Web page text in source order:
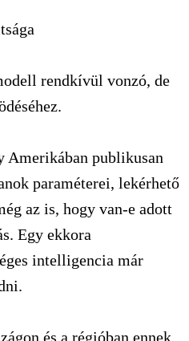
rendkívül vonzó, de
Amerikában publikusan
paraméterei, lekérhető
az is, hogy van-e adott
Egy ekkora
intelligencia már
és a régióban ennek